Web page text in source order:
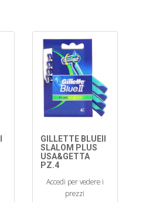
GILLETTE BLUEII
SLALOM PLUS
USA&GETTA
PZ.4
Accedi per vedere i
prezzi